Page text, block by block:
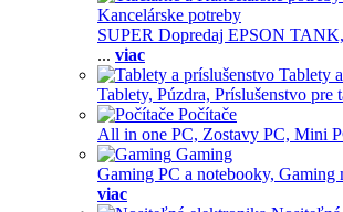
Kancelárske potreby
SUPER Dopredaj EPSON TANK,
... viac
Tablety
Tablety, Púzdra, Príslušenstvo pre
Počítače
All in one PC, Zostavy PC, Mini
Gaming
Gaming PC a notebooky, Gaming
viac